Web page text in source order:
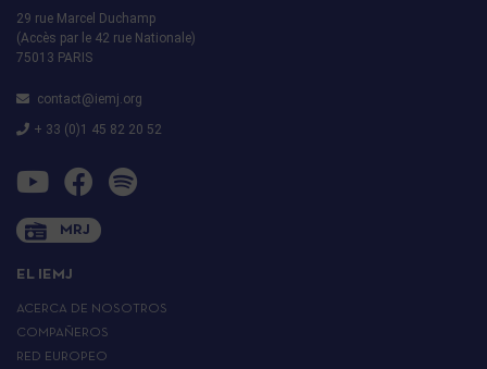
29 rue Marcel Duchamp
(Accès par le 42 rue Nationale)
75013 PARIS
contact@iemj.org
+ 33 (0)1 45 82 20 52
MRJ
EL IEMJ
ACERCA DE NOSOTROS
COMPAÑEROS
RED EUROPEO